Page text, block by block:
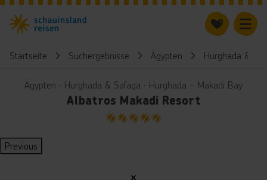
Startseite Suchergebnisse Ägypten Hurghada &
Ägypten ∙ Hurghada & Safaga ∙ Hurghada - Makadi Bay
Albatros Makadi Resort
5
Previous